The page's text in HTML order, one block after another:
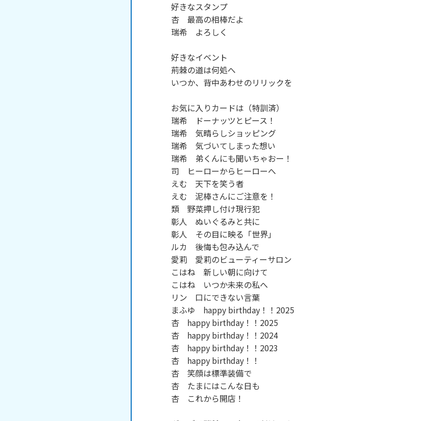
好きなスタンプ
杏　最高の相棒だよ
瑞希　よろしく
好きなイベント
荊棘の道は何処へ
いつか、背中あわせのリリックを
お気に入りカードは（特訓済）
瑞希　ドーナッツとピース！
瑞希　気晴らしショッピング
瑞希　気づいてしまった想い
瑞希　弟くんにも聞いちゃおー！
司　ヒーローからヒーローへ
えむ　天下を笑う者
えむ　泥棒さんにご注意を！
類　野菜押し付け現行犯
彰人　ぬいぐるみと共に
彰人　その目に映る「世界」
ルカ　後悔も包み込んで
愛莉　愛莉のビューティーサロン
こはね　新しい朝に向けて
こはね　いつか未来の私へ
リン　口にできない言葉
まふゆ　happy birthday！！2025
杏　happy birthday！！2025
杏　happy birthday！！2024
杏　happy birthday！！2023
杏　happy birthday！！
杏　笑顔は標準装備で
杏　たまにはこんな日も
杏　これから開店！